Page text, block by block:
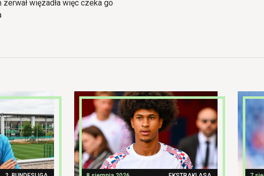
więzadła więc czeka go